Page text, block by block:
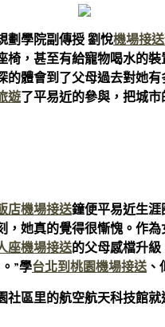
劃學院副傳授 劉悅機場接
椅，甚至有給寵物喝水的
的體會到了父母過去對她
遊了平易近的參與，把城
店機場接送鐘便平易近生涯
，她真的覺得很慚愧。作
座機場接送的父母感檔升級
”學台北到桃園機場接送、
社區里的航空航天科技館